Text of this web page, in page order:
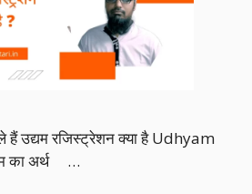
हैं उद्यम रजिस्ट्रेशन क्या है Udhyam
का अर्थ …